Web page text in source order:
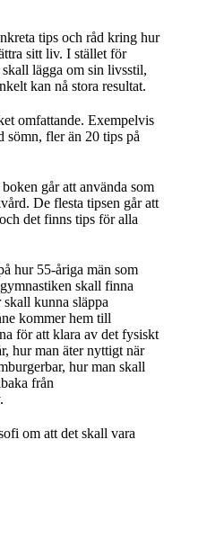
tips och råd kring hur
sitt liv. I stället för
lägga om sin livsstil,
kan nå stora resultat.
omfattande. Exempelvis
sömn, fler än 20 tips på
går att använda som
De flesta tipsen går att
det finns tips för alla
hur 55-åriga män som
skall finna
kunna släppa
kommer hem till
för att klara av det fysiskt
hur man äter nyttigt när
hur man skall
från
om att det skall vara